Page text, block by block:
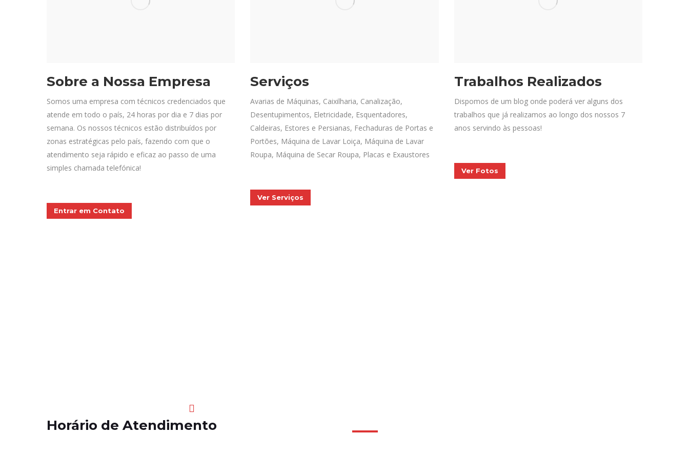
Sobre a Nossa Empresa
Somos uma empresa com técnicos credenciados que
atende em todo o país, 24 horas por dia e 7 dias por
semana. Os nossos técnicos estão distribuídos por
zonas estratégicas pelo país, fazendo com que o
atendimento seja rápido e eficaz ao passo de uma
simples chamada telefónica!
Entrar em Contato
Serviços
Avarias de Máquinas, Caixilharia, Canalização,
Desentupimentos, Eletricidade, Esquentadores,
Caldeiras, Estores e Persianas, Fechaduras de Portas e
Portões, Máquina de Lavar Loiça, Máquina de Lavar
Roupa, Máquina de Secar Roupa, Placas e Exaustores
Ver Serviços
Trabalhos Realizados
Dispomos de um blog onde poderá ver alguns dos
trabalhos que já realizamos ao longo dos nossos 7
anos servindo às pessoas!
Ver Fotos
Horário de Atendimento